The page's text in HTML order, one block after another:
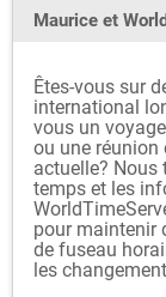
Maurice et
Êtes-vous sur
international
vous un
ou une réunion
actuelle? Nous
temps et les
pour maintenir
de fuseau
les